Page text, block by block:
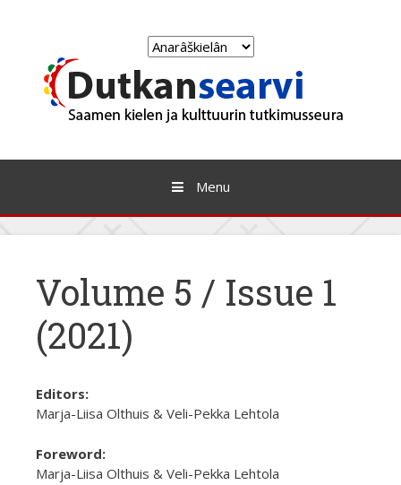
Choose
language
Menu
Volume 5 / Issue 1
(2021)
Editors:
Marja-Liisa Olthuis & Veli-Pekka Lehtola
Foreword:
Marja-Liisa Olthuis & Veli-Pekka Lehtola